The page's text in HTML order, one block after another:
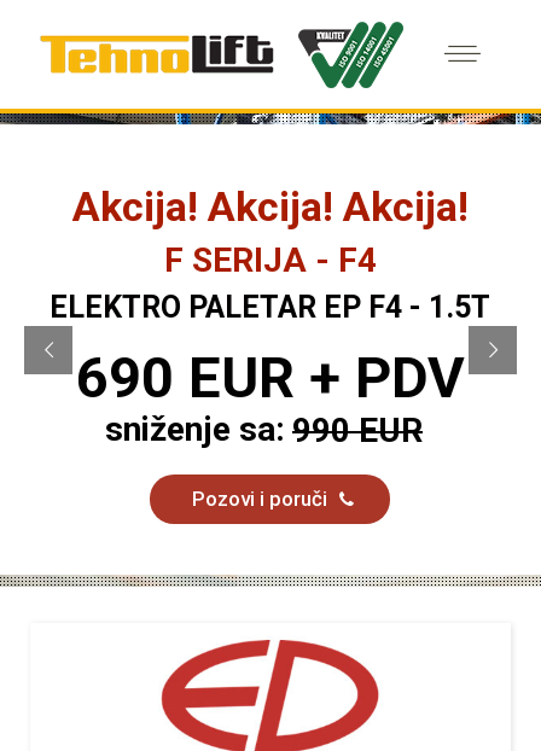
Akcija! Akcija! Akcija!
F SERIJA - F4
ELEKTRO PALETAR EP F4 - 1.5T
690 EUR + PDV
sniženje sa: 990 EUR
Pozovi i poruči